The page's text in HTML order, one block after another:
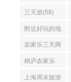
(65)
三天游(58)
附近好玩的地
方(50)
农家乐三天两
日游(47)
桐庐农家乐
(39)
上海周末旅游